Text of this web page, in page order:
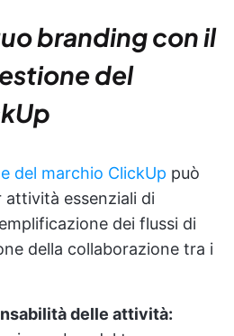
branding con il
del
del marchio ClickUp può
essenziali di
dei flussi di
della collaborazione tra i
delle attività: